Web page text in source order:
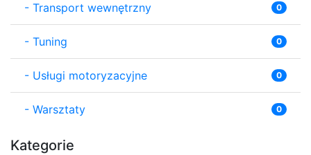
- Transport wewnętrzny 0
- Tuning 0
- Usługi motoryzacyjne 0
- Warsztaty 0
Kategorie